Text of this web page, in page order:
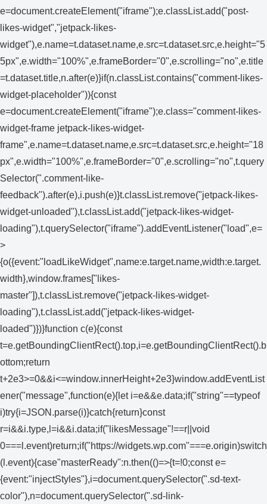
e=document.createElement("iframe");e.classList.add("post-
likes-widget","jetpack-likes-
widget"),e.name=t.dataset.name,e.src=t.dataset.src,e.height="5
5px",e.width="100%",e.frameBorder="0",e.scrolling="no",e.title
=t.dataset.title,n.after(e)}if(n.classList.contains("comment-likes-
widget-placeholder")){const
e=document.createElement("iframe");e.class="comment-likes-
widget-frame jetpack-likes-widget-
frame",e.name=t.dataset.name,e.src=t.dataset.src,e.height="18
px",e.width="100%",e.frameBorder="0",e.scrolling="no",t.query
Selector(".comment-like-
feedback").after(e),i.push(e)}t.classList.remove("jetpack-likes-
widget-unloaded"),t.classList.add("jetpack-likes-widget-
loading"),t.querySelector("iframe").addEventListener("load",e=
>
{o({event:"loadLikeWidget",name:e.target.name,width:e.target.
width},window.frames["likes-
master"]),t.classList.remove("jetpack-likes-widget-
loading"),t.classList.add("jetpack-likes-widget-
loaded")})}function c(e){const
t=e.getBoundingClientRect().top,i=e.getBoundingClientRect().b
ottom;return
t+2e3>=0&&i<=window.innerHeight+2e3}window.addEventList
ener("message",function(e){let i=e&&e.data;if("string"==typeof
i)try{i=JSON.parse(i)}catch{return}const
r=i&&i.type,l=i&&i.data;if("likesMessage"!==r||void
0===l.event)return;if("https://widgets.wp.com"===e.origin)switch
(l.event){case"masterReady":n.then(()=>{t=!0;const e=
{event:"injectStyles"},i=document.querySelector(".sd-text-
color"),n=document.querySelector(".sd-link-